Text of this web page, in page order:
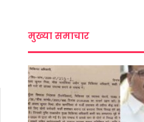
मुख्या समाचार